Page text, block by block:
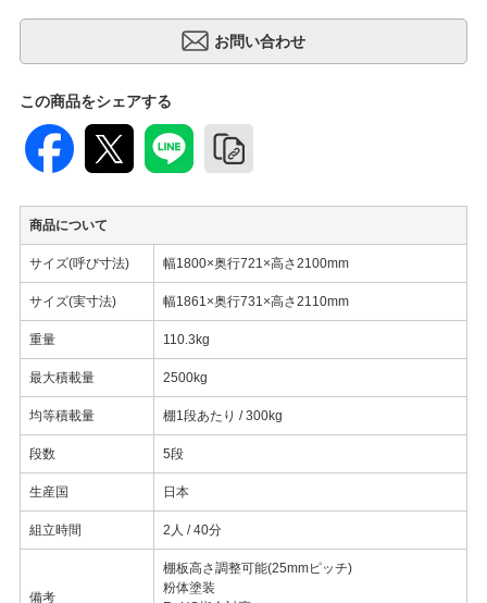
この商品をシェアする
商品について
サイズ(呼び寸法) 幅1800×奥行721×高さ2100mm
サイズ(実寸法) 幅1861×奥行731×高さ2110mm
重量 110.3kg
最大積載量 2500kg
均等積載量 棚1段あたり / 300kg
段数 5段
生産国 日本
組立時間 2人 / 40分
備考
棚板高さ調整可能(25mmピッチ)
粉体塗装